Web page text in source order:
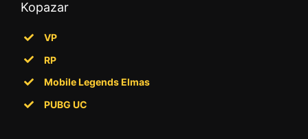
Kopazar
VP
RP
Mobile Legends Elmas
PUBG UC